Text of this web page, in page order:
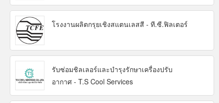
โรงงานผลิตกรุยเชิงสแตนเลสสี - ที.ซี.ฟิลเตอร์
รับซ่อมชิลเลอร์และบำรุงรักษาเครื่องปรับ
อากาศ - T.S Cool Services